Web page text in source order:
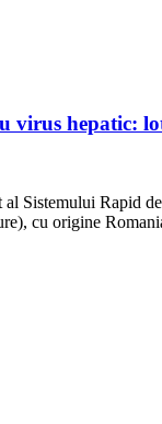
virus
Sistemului Rapid
cu origine